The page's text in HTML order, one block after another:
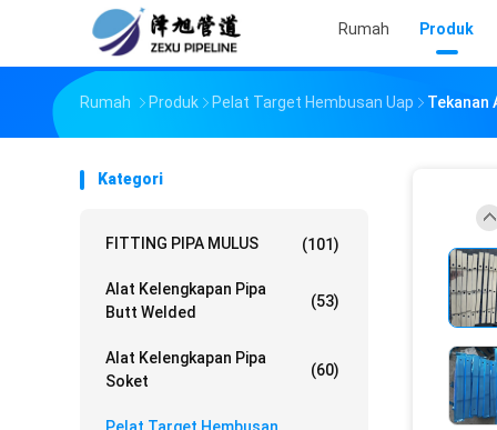
Rumah Produk
Rumah Produk Pelat Target Hembusan Uap Tekanan
Kategori
FITTING PIPA MULUS (101)
Alat Kelengkapan Pipa
Butt Welded
(53)
Alat Kelengkapan Pipa
Soket
(60)